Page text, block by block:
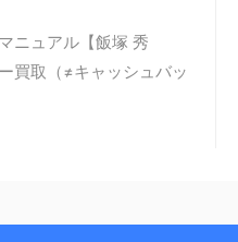
ニュアル【飯塚 秀
買取（≠キャッシュバッ